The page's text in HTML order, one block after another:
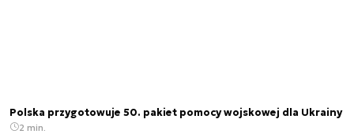
Polska przygotowuje 50. pakiet pomocy wojskowej dla Ukrainy
2 min.